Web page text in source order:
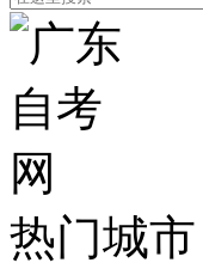
热门城市